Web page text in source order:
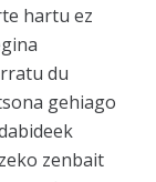
hartu ez
du
gehiago
zenbait